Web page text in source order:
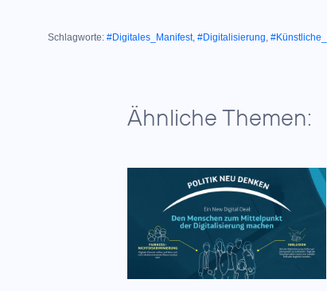
Schlagworte: #Digitales_Manifest, #Digitalisierung,
Ähnliche Themen: